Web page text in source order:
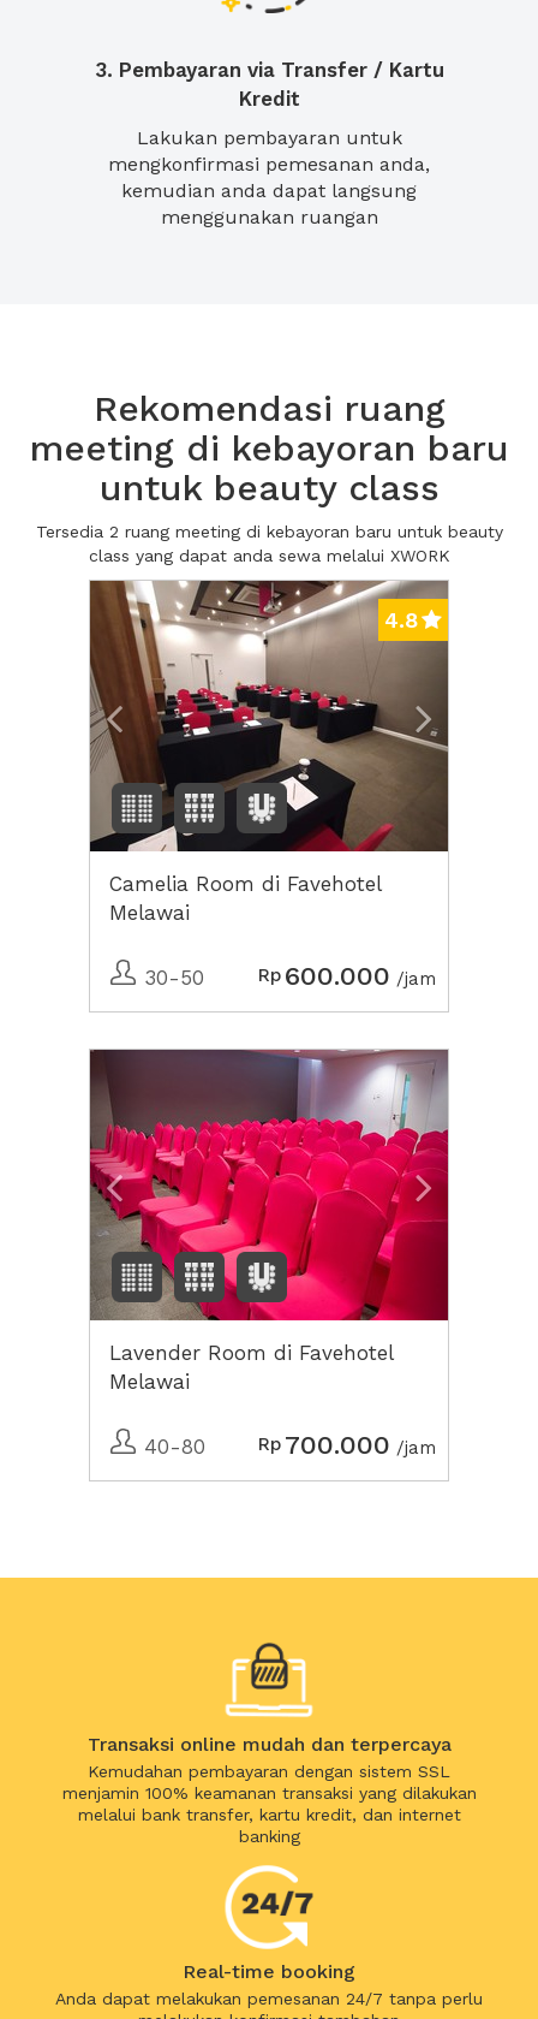
3. Pembayaran via Transfer / Kartu
Kredit
Lakukan pembayaran untuk
mengkonfirmasi pemesanan anda,
kemudian anda dapat langsung
menggunakan ruangan
Rekomendasi ruang
meeting di kebayoran baru
untuk beauty class
Tersedia 2 ruang meeting di kebayoran baru untuk beauty
class yang dapat anda sewa melalui XWORK
Previous Next2
4.8
Camelia Room di Favehotel
Melawai
30-50 Rp 600.000 /jam
Next2
Lavender Room di Favehotel
Melawai
40-80 Rp 700.000 /jam
Transaksi online mudah dan terpercaya
Kemudahan pembayaran dengan sistem SSL
menjamin 100% keamanan transaksi yang dilakukan
melalui bank transfer, kartu kredit, dan internet
banking
Real-time booking
Anda dapat melakukan pemesanan 24/7 tanpa perlu